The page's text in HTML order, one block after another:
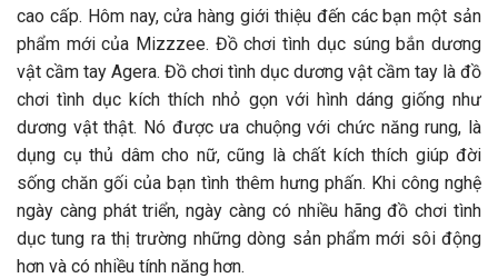
cao cấp. Hôm nay, cửa hàng giới thiệu đến các bạn một sản
phẩm mới của Mizzzee. Đồ chơi tình dục súng bắn dương
vật cầm tay Agera. Đồ chơi tình dục dương vật cầm tay là đồ
chơi tình dục kích thích nhỏ gọn với hình dáng giống như
dương vật thật. Nó được ưa chuộng với chức năng rung, là
dụng cụ thủ dâm cho nữ, cũng là chất kích thích giúp đời
sống chăn gối của bạn tình thêm hưng phấn. Khi công nghệ
ngày càng phát triển, ngày càng có nhiều hãng đồ chơi tình
dục tung ra thị trường những dòng sản phẩm mới sôi động
hơn và có nhiều tính năng hơn.